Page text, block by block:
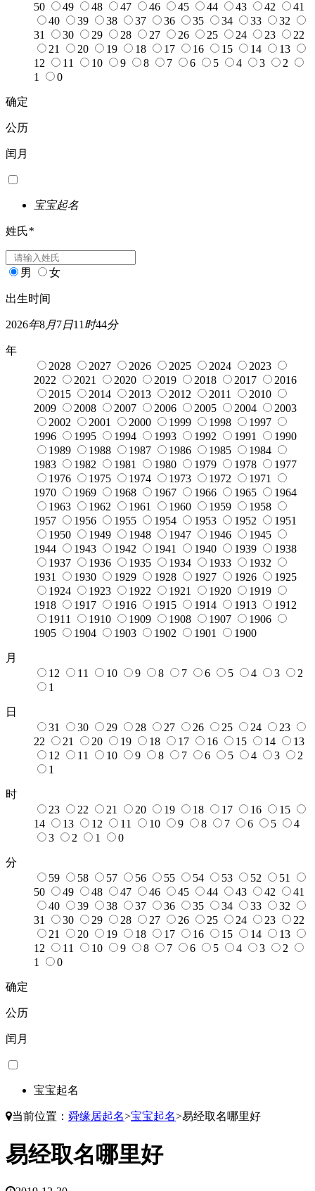
50
49 48 47 46 45 44 43 42
41
40
39 38 37 36 35 34 33
32
31
30 29 28 27 26 25 24 23
22
21
20 19 18 17 16 15 14
13
12
11 10 9 8 7 6 5 4 3
2
1
0
确定
公历
闰月
宝宝起名
姓氏*
男 女
出生时间
2026年8月7日11 时44分
年
2028
2027 2026 2025 2024
2023
2022
2021 2020 2019 2018 2017
2016
2015
2014 2013 2012 2011
2010
2009
2008 2007 2006 2005 2004
2003
2002
2001 2000 1999 1998
1997
1996
1995 1994 1993 1992 1991
1990
1989
1988 1987 1986 1985
1984
1983
1982 1981 1980 1979 1978
1977
1976
1975 1974 1973 1972
1971
1970
1969 1968 1967 1966 1965
1964
1963
1962 1961 1960 1959
1958
1957
1956 1955 1954 1953 1952
1951
1950
1949 1948 1947 1946
1945
1944
1943 1942 1941 1940 1939
1938
1937
1936 1935 1934 1933
1932
1931
1930 1929 1928 1927 1926
1925
1924
1923 1922 1921 1920
1919
1918
1917 1916 1915 1914 1913
1912
1911
1910 1909 1908 1907
1906
1905
1904 1903 1902 1901 1900
月
12
11 10 9 8 7 6 5 4 3
2
1
日
31
30 29 28 27 26 25 24
23
22
21 20 19 18 17 16 15 14
13
12
11 10 9 8 7 6 5 4 3
2
1
时
23
22 21 20 19 18 17 16
15
14
13 12 11 10 9 8 7 6 5
4
3
2 1 0
分
59
58 57 56 55 54 53 52
51
50
49 48 47 46 45 44 43 42
41
40
39 38 37 36 35 34 33
32
31
30 29 28 27 26 25 24 23
22
21
20 19 18 17 16 15 14
13
12
11 10 9 8 7 6 5 4 3
2
1
0
确定
公历
闰月
宝宝起名
当前位置： 舜缘居起名>宝宝起名>易经取名哪里好
易经取名哪里好